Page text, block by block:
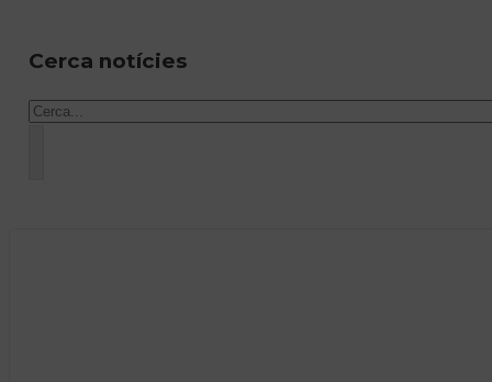
Cerca notícies
Cercar